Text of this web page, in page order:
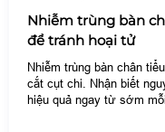
Nhiễm trùng bàn
để tránh hoại tử
Nhiễm trùng bàn chân
cắt cụt chi. Nhận biết
hiệu quả ngay từ sớm